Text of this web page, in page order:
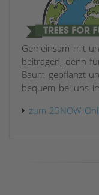
Gemeinsam mit
beitragen, denn
Baum gepflanzt
bequem bei uns
zum 25NOW